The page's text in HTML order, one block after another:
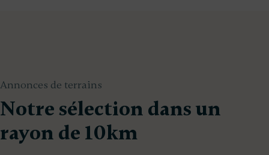
Annonces de terrains
Notre sélection dans un
rayon de 10km